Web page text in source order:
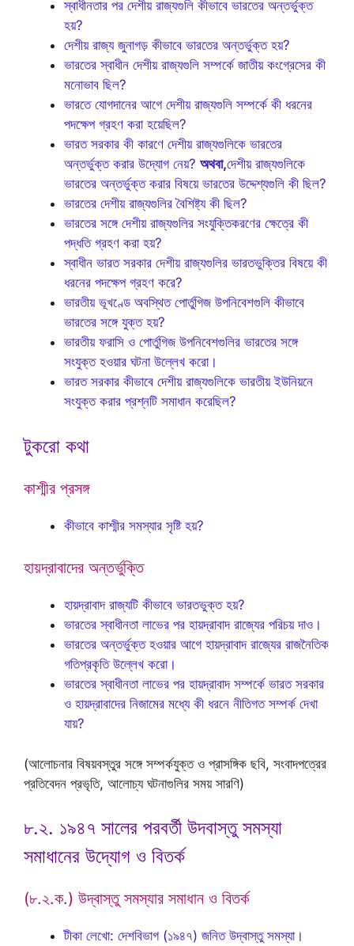
স্বাধীনতার পর দেশীয় রাজ্যগুলি কীভাবে ভারতের অন্তর্ভুক্ত
হয়?
দেশীয় রাজ্য জুনাগড় কীভাবে ভারতের অন্তর্ভুক্ত হয়?
ভারতের স্বাধীন দেশীয় রাজ্যগুলি সম্পর্কে জাতীয় কংগ্রেসের কী
মনোভাব ছিল?
ভারতে যোগদানের আগে দেশীয় রাজ্যগুলি সম্পর্কে কী ধরনের
পদক্ষেপ গ্রহণ করা হয়েছিল?
ভারত সরকার কী কারণে দেশীয় রাজ্যগুলিকে ভারতের
অন্তর্ভুক্ত করার উদ্যোগ নেয়? অথবা,দেশীয় রাজ্যগুলিকে
ভারতের অন্তর্ভুক্ত করার বিষয়ে ভারতের উদ্দেশ্যগুলি কী ছিল?
ভারতের দেশীয় রাজ্যগুলির বৈশিষ্ট্য কী ছিল?
ভারতের সঙ্গে দেশীয় রাজ্যগুলির সংযুক্তিকরণের ক্ষেত্রে কী
পদ্ধতি গ্রহণ করা হয়?
স্বাধীন ভারত সরকার দেশীয় রাজ্যগুলির ভারতভুক্তির বিষয়ে কী
ধরনের পদক্ষেপ গ্রহণ করে?
ভারতীয় ভূখণ্ডে অবস্থিত পোর্তুগিজ উপনিবেশগুলি কীভাবে
ভারতের সঙ্গে যুক্ত হয়?
ভারতীয় ফরাসি ও পোর্তুগিজ উপনিবেশগুলির ভারতের সঙ্গে
সংযুক্ত হওয়ার ঘটনা উল্লেখ করো।
ভারত সরকার কীভাবে দেশীয় রাজ্যগুলিকে ভারতীয় ইউনিয়নে
সংযুক্ত করার প্রশ্নটি সমাধান করেছিল?
টুকরো কথা
কাশ্মীর প্রসঙ্গ
কীভাবে কাশ্মীর সমস্যার সৃষ্টি হয়?
হায়দ্রাবাদের অন্তর্ভুক্তি
হায়দ্রাবাদ রাজ্যটি কীভাবে ভারতভুক্ত হয়?
ভারতের স্বাধীনতা লাভের পর হায়দ্রাবাদ রাজ্যের পরিচয় দাও।
ভারতের অন্তর্ভুক্ত হওয়ার আগে হায়দ্রাবাদ রাজ্যের রাজনৈতিক
গতিপ্রকৃতি উল্লেখ করো।
ভারতের স্বাধীনতা লাভের পর হায়দ্রাবাদ সম্পর্কে ভারত সরকার
ও হায়দ্রাবাদের নিজামের মধ্যে কী ধরনে নীতিগত সম্পর্ক দেখা
যায়?
(আলোচনার বিষয়বস্তুর সঙ্গে সম্পর্কযুক্ত ও প্রাসঙ্গিক ছবি, সংবাদপত্রের
প্রতিবেদন প্রভৃতি, আলোচ্য ঘটনাগুলির সময় সারণি)
৮.২. ১৯৪৭ সালের পরবর্তী উদবাস্তু সমস্যা
সমাধানের উদ্যোগ ও বিতর্ক
(৮.২.ক.) উদ্বাস্তু সমস্যার সমাধান ও বিতর্ক
টীকা লেখো: দেশবিভাগ (১৯৪৭) জনিত উদ্‌বাস্তু সমস্যা।